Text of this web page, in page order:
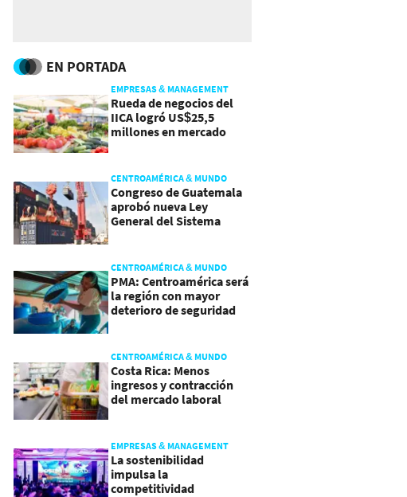
EN PORTADA
EMPRESAS & MANAGEMENT
Rueda de negocios del
IICA logró US$25,5
millones en mercado
CENTROAMÉRICA & MUNDO
Congreso de Guatemala
aprobó nueva Ley
General del Sistema
CENTROAMÉRICA & MUNDO
PMA: Centroamérica será
la región con mayor
deterioro de seguridad
CENTROAMÉRICA & MUNDO
Costa Rica: Menos
ingresos y contracción
del mercado laboral
EMPRESAS & MANAGEMENT
La sostenibilidad
impulsa la
competitividad